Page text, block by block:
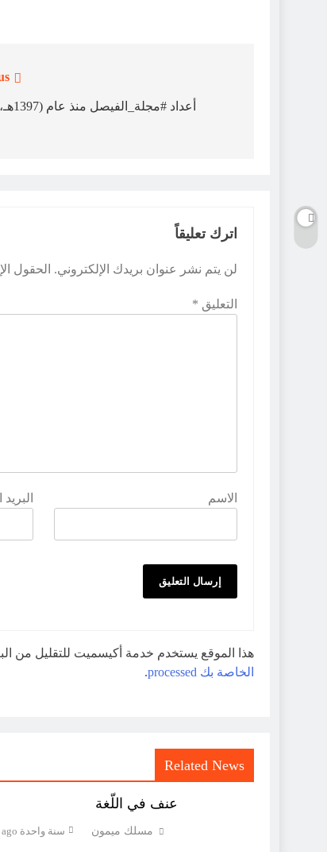
المقالاتأعداد #مجلة_الفيصل منذ عام (1397هـ، 1977م)
اترك تعليقاً
لن يتم نشر عنوان بريدك الإلكتروني. الحقول
التعليق *
الاسم
هذا الموقع يستخدم خدمة أكيسميت للتقليل من
الخاصة بك processed
.
Related News
عنف في اللّغة
مسلك ميمون سنة واحدة ago